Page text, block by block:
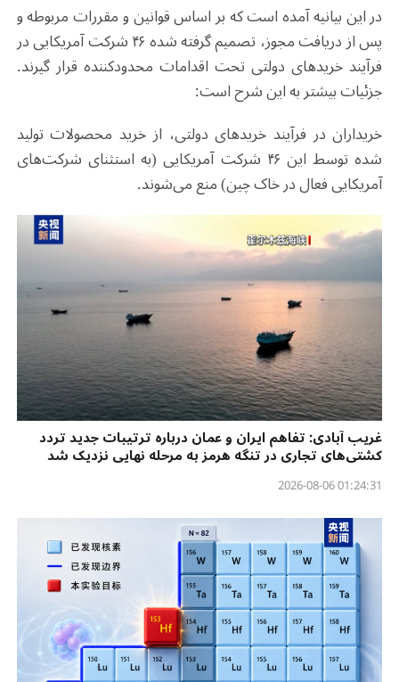
در این بیانیه آمده است که بر اساس قوانین و مقررات مربوطه و
پس از دریافت مجوز، تصمیم گرفته شده ۴۶ شرکت آمریکایی در
فرآیند خریدهای دولتی تحت اقدامات محدودکننده قرار گیرند.
جزئیات بیشتر به این شرح است:
خریداران در فرآیند خریدهای دولتی، از خرید محصولات تولید
شده توسط این ۴۶ شرکت آمریکایی (به استثنای شرکت‌های
آمریکایی فعال در خاک چین) منع می‌شوند.
غریب آبادی: تفاهم ایران و عمان درباره ترتیبات جدید تردد
کشتی‌های تجاری در تنگه هرمز به مرحله نهایی نزدیک شد
01:24:31 2026-08-06